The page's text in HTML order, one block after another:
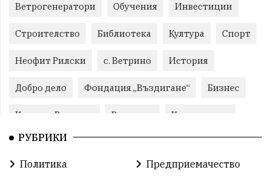
Ветрогенератори Обучения Инвестиции
Строителство Библиотека Култура Спорт
Неофит Рилски с. Ветрино История
Добро дело Фондация „Въздигане“ Бизнес
Красиво Ветрино Развитие Криминално
Фондация Въздигане
Автосъбитие Празници Розариумът
РУБРИКИ
Политика
Предприемачество